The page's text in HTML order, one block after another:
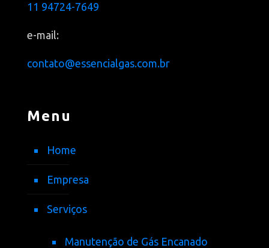
11 94724-7649
e-mail:
contato@essencialgas.com.br
Menu
Home
Empresa
Serviços
Manutenção de Gás Encanado